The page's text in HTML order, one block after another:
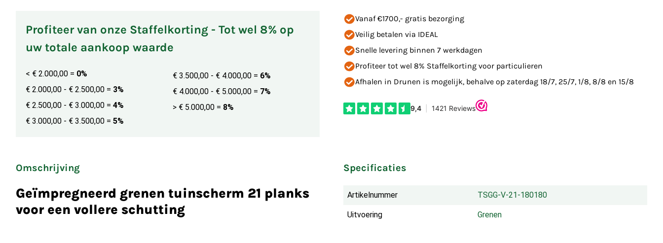
Profiteer van onze Staffelkorting - Tot wel 8% op
uw totale aankoop waarde
< € 2.000,00 = 0%
€ 2.000,00 - € 2.500,00 = 3%
€ 2.500,00 - € 3.000,00 = 4%
€ 3.000,00 - € 3.500,00 = 5%
€ 3.500,00 - € 4.000,00 = 6%
€ 4.000,00 - € 5.000,00 = 7%
> € 5.000,00 = 8%
Vanaf €1700,- gratis bezorging
Veilig betalen via IDEAL
Snelle levering binnen 7 werkdagen
Profiteer tot wel 8% Staffelkorting voor particulieren
Afhalen in Drunen is mogelijk, behalve op zaterdag 18/7, 25/7, 1/8, 8/8 en 15/8
Omschrijving
Geïmpregneerd grenen tuinscherm 21 planks
voor een vollere schutting
Specificaties
Artikelnummer TSGG-V-21-180180
Uitvoering Grenen